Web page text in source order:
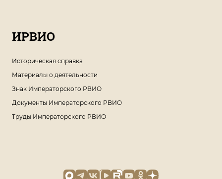
ИРВИО
Историческая справка
Материалы о деятельности
Знак Императорского РВИО
Документы Императорского РВИО
Труды Императорского РВИО